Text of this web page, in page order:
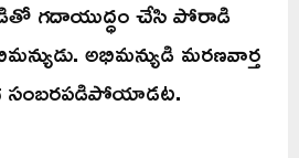
గదాయుద్ధం చేసి పోరాడి
అభిమన్యుడి మరణవార్త
సంబరపడిపోయాడట.